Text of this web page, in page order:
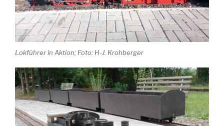
Lokführer in Aktion; Foto: H-J. Krohberger